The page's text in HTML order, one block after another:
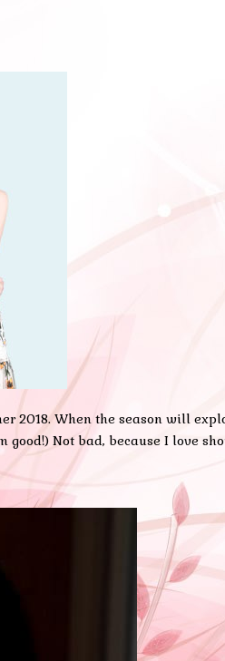
2018. When the season will
Not bad, because I love